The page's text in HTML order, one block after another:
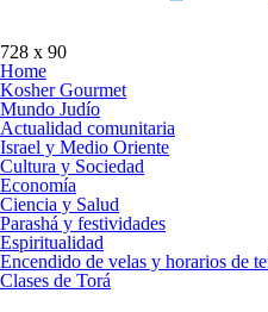
728 x 90
Home
Kosher Gourmet
Mundo Judío
Actualidad comunitaria
Israel y Medio Oriente
Cultura y Sociedad
Economía
Ciencia y Salud
Parashá y festividades
Espiritualidad
Encendido de velas y horarios de
Clases de Torá